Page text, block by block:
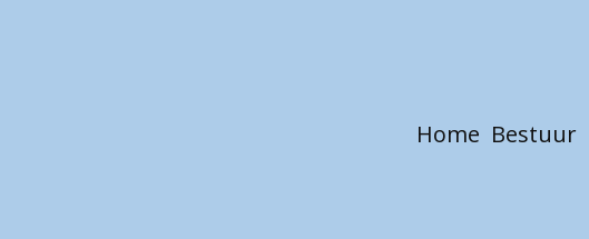
Home Bestuur